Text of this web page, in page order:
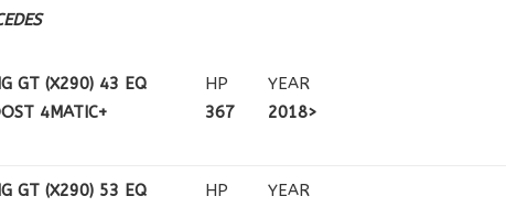
GT (X290) 43 EQ
4MATIC+
HP
367
YEAR
2018>
GT (X290) 53 EQ
HP
YEAR